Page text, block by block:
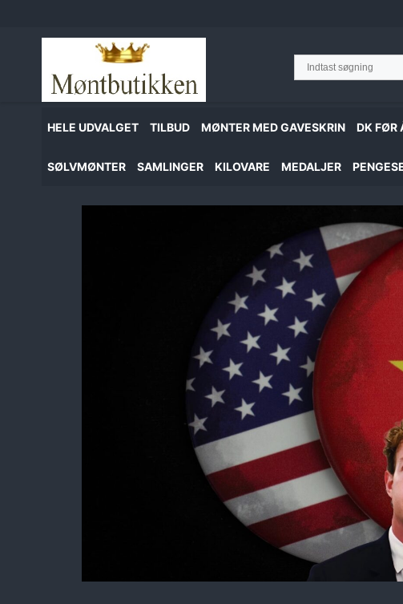
HELE UDVALGET TILBUD MØNTER MED GAVESKRIN DK FØR
SØLVMØNTER SAMLINGER KILOVARE MEDALJER